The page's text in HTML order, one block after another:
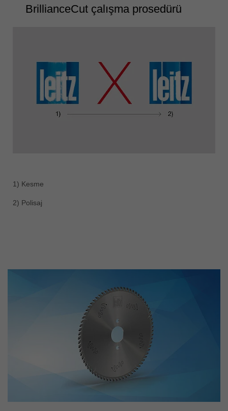
BrillianceCut çalışma prosedürü
1) Kesme
2) Polisaj